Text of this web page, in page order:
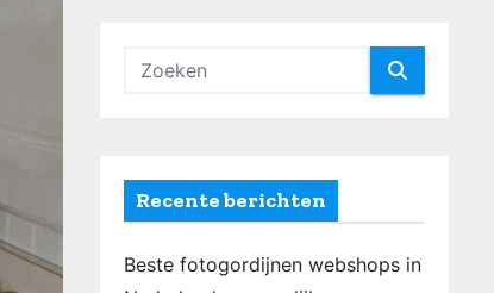
Recente berichten
Beste fotogordijnen webshops in